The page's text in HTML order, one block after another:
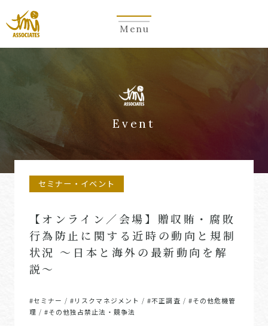
Menu
Event
セミナー・イベント
【オンライン／会場】贈収賄・腐敗
行為防止に関する近時の動向と規制
状況 ～日本と海外の最新動向を解
説～
#セミナー /#リスクマネジメント /#不正調査 / #その他危機管
理 / #その他独占禁止法・競争法